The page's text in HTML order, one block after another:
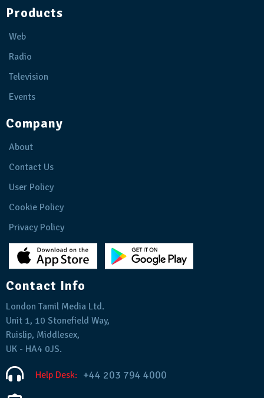
Products
Web
Radio
Television
Events
Company
About
Contact Us
User Policy
Cookie Policy
Privacy Policy
Contact Info
London Tamil Media Ltd.
Unit 1, 10 Stonefield Way,
Ruislip, Middlesex,
UK - HA4 0JS.
Help Desk: +44 203 794 4000